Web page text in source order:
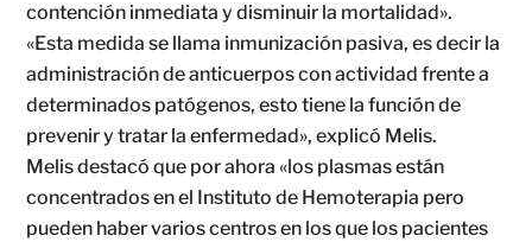
contención inmediata y disminuir la mortalidad».
«Esta medida se llama inmunización pasiva, es decir la
administración de anticuerpos con actividad frente a
determinados patógenos, esto tiene la función de
prevenir y tratar la enfermedad», explicó Melis.
Melis destacó que por ahora «los plasmas están
concentrados en el Instituto de Hemoterapia pero
pueden haber varios centros en los que los pacientes